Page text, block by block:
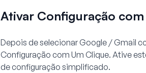
Ativar Configuração
Depois de selecionar Google / Gmail
Configuração com Um Clique. Ative
de configuração simplificado.